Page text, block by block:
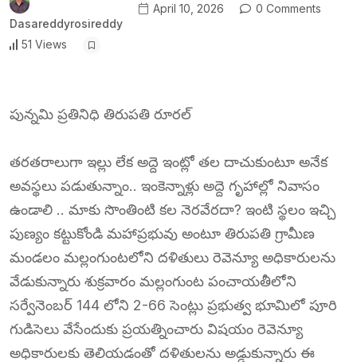
Dasareddyrosireddy
April 10, 2026 0 Comments
51 Views
పున్నమి ప్రతినిధి తిరుపతి రూరల్
తరతరాలుగా ఇల్లు లేక అద్దె ఇంట్లో తల దాచుకుంటూ అనేక
అవస్థలు పడుతున్నాం.. ఇంకెన్నాళ్లు అద్దె గృహాల్లో నివాసం
ఉండాలి .. మాకు సొంతింటి కల నెరవేరదా? ఇంటి స్థలం ఇచ్చి
పుణ్యం కట్టుకోండి మహాప్రభువు అంటూ తిరుపతి గ్రామీణ
మండలం మల్లంగుంటలోని దళితులు రెవెన్యూ అధికారులను
వేడుకున్నారు శుక్రవారం మల్లంగుంట పంచాయతీలోని
సర్వేనెంబర్ 144 లోని 2-66 సెంట్లు ప్రభుత్వ భూమిలో పూరి
గుడిసెలు వేసేందుకు ప్రయత్నించారు విషయం రెవెన్యూ
అధికారులకు తెలియడంతో దళితులను అడ్డుకున్నారు ఈ